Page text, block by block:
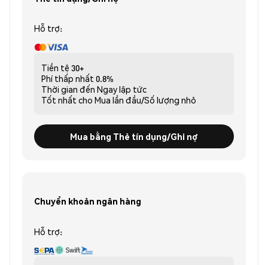
Hỗ trợ:
Tiền tệ 30+
Phí thấp nhất 0.8%
Thời gian đến Ngay lập tức
Tốt nhất cho Mua lần đầu/Số lượng nhỏ
Mua bằng Thẻ tín dụng/Ghi nợ
Chuyển khoản ngân hàng
Hỗ trợ: